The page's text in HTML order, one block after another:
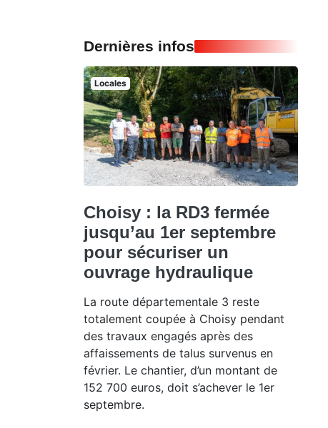
Dernières infos
Locales
Choisy : la RD3 fermée
jusqu’au 1er septembre
pour sécuriser un
ouvrage hydraulique
La route départementale 3 reste
totalement coupée à Choisy pendant
des travaux engagés après des
affaissements de talus survenus en
février. Le chantier, d’un montant de
152 700 euros, doit s’achever le 1er
septembre.